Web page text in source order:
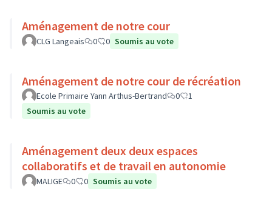
Aménagement de notre cour
CLG Langeais 0 0 Soumis au vote
Aménagement de notre cour de récréation
Ecole Primaire Yann Arthus-Bertrand 0
1
Soumis au vote
Aménagement deux deux espaces
collaboratifs et de travail en autonomie
MALIGE 0 0 Soumis au vote